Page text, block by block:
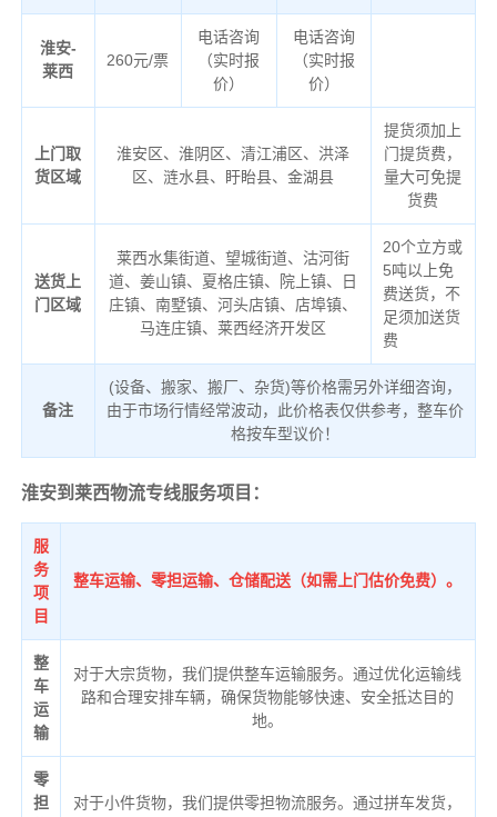
淮安-
莱西
260元/票
电话咨询
（实时报
价）
电话咨询
（实时报
价）
上门取
货区域
淮安区、淮阴区、清江浦区、洪泽
区、涟水县、盱眙县、金湖县
提货须加上
门提货费，
量大可免提
货费
送货上
门区域
莱西水集街道、望城街道、沽河街
道、姜山镇、夏格庄镇、院上镇、日
庄镇、南墅镇、河头店镇、店埠镇、
马连庄镇、莱西经济开发区
20个立方或
5吨以上免
费送货，不
足须加送货
费
备注
(设备、搬家、搬厂、杂货)等价格需另外详细咨询，
由于市场行情经常波动，此价格表仅供参考，整车价
格按车型议价！
淮安到莱西物流专线服务项目：
服
务
项
目
整车运输、零担运输、仓储配送（如需上门估价免费）。
整
车
运
输
对于大宗货物，我们提供整车运输服务。通过优化运输线
路和合理安排车辆，确保货物能够快速、安全抵达目的
地。
零
担
对于小件货物，我们提供零担物流服务。通过拼车发货，